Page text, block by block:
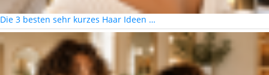
Die 3 besten sehr kurzes Haar Ideen …